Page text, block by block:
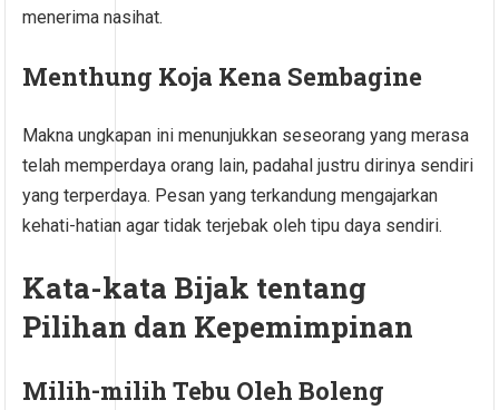
menerima nasihat.
Menthung Koja Kena Sembagine
Makna ungkapan ini menunjukkan seseorang yang merasa
telah memperdaya orang lain, padahal justru dirinya sendiri
yang terperdaya. Pesan yang terkandung mengajarkan
kehati-hatian agar tidak terjebak oleh tipu daya sendiri.
Kata-kata Bijak tentang
Pilihan dan Kepemimpinan
Milih-milih Tebu Oleh Boleng